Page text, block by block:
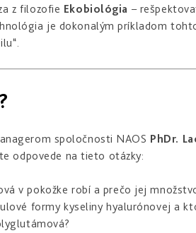
z filozofie Ekobiológia –
je dokonalým príkladom
spoločnosti NAOS PhDr.
odpovede na tieto otázky:
v pokožke robí a prečo jej
formy kyseliny hyalurónovej a